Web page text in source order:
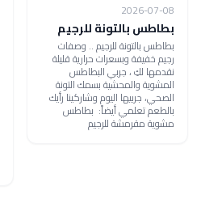
2026-07-08
بطاطس بالتونة للرجيم
بطاطس بالتونة للرجيم .. وصفات
رجيم خفيفة وبسعرات حرارية قليلة
نقدمها لكِ ، جربي البطاطس
المشوية والمحشية بسمك التونة
الصحي، جربيها اليوم وشاركينا رأيك
بالطعم تعلمي أيضاً: بطاطس
مشوية مقرمشة للرجيم